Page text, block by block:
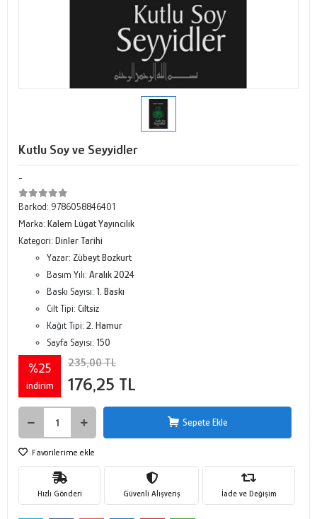
Kutlu Soy ve Seyyidler
-
Barkod: 9786058846401
Marka: Kalem Lügat Yayıncılık
Kategori: Dinler Tarihi
Yazar: Zübeyt Bozkurt
Basım Yılı: Aralık 2024
Baskı Sayısı: 1. Baskı
Cilt Tipi: Ciltsiz
Kağıt Tipi: 2. Hamur
Sayfa Sayısı: 150
%25
indirim
235,00 TL
176,25 TL
Sepete Ekle
Favorilerime ekle
Hızlı Gönderi Güvenli Alışveriş İade ve Değişim